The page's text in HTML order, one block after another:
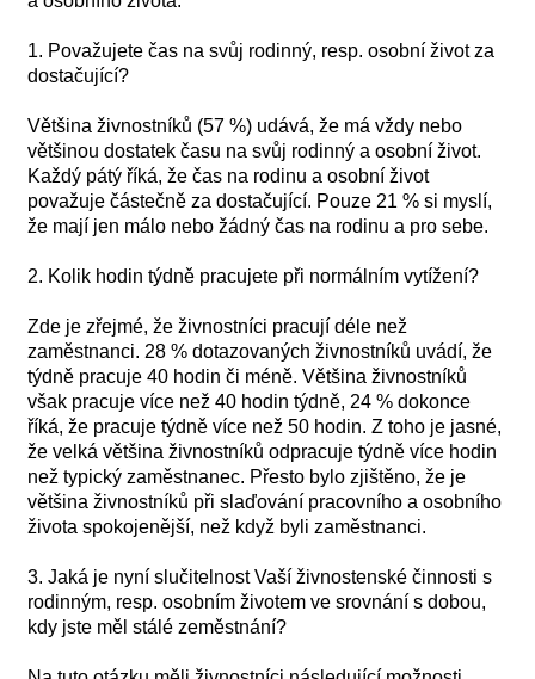
1. Považujete čas na svůj rodinný, resp. osobní život za
dostačující?
Většina živnostníků (57 %) udává, že má vždy nebo
většinou dostatek času na svůj rodinný a osobní život.
Každý pátý říká, že čas na rodinu a osobní život
považuje částečně za dostačující. Pouze 21 % si myslí,
že mají jen málo nebo žádný čas na rodinu a pro sebe.
2. Kolik hodin týdně pracujete při normálním vytížení?
Zde je zřejmé, že živnostníci pracují déle než
zaměstnanci. 28 % dotazovaných živnostníků uvádí, že
týdně pracuje 40 hodin či méně. Většina živnostníků
však pracuje více než 40 hodin týdně, 24 % dokonce
říká, že pracuje týdně více než 50 hodin. Z toho je jasné,
že velká většina živnostníků odpracuje týdně více hodin
než typický zaměstnanec. Přesto bylo zjištěno, že je
většina živnostníků při slaďování pracovního a osobního
života spokojenější, než když byli zaměstnanci.
3. Jaká je nyní slučitelnost Vaší živnostenské činnosti s
rodinným, resp. osobním životem ve srovnání s dobou,
kdy jste měl stálé zeměstnání?